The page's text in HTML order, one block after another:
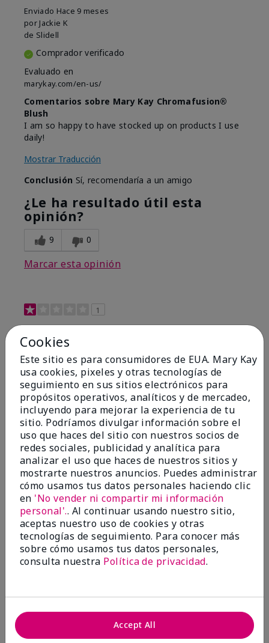
Enviado Hace 9 meses
por Jackie K
de Slidell
Comprador verificado
Evaluado en
marykay.com/en-us/
Comentarios sobre Mary Kay Chromafusion®
Blush
I am so happy to have stocked up on products I use
daily!
Mostrar Traducción
Conclusión Sí, recomendaría a un amigo
¿Le ha resultado útil esta
opinión?
9 0
Marcar esta opinión
1
Not a favorite
EnviadoHace 9 meses
por Bette B.
deGreen Valley
Comprador verificado
Evaluado en
marykay.com/en-us/
Comentarios sobre Mary Kay Chromafusion®
Blush
The blush is hard to get used to - it goes on very
heavy and then needs to be softened. I think I will
stick with my old brand for now.
Mostrar Traducción
ConclusiónNo, no recomendaría a un amigo
¿Le ha resultado útil esta
16 5
Marcar esta opinión
Cookies
Este sitio es para consumidores de EUA. Mary Kay
usa cookies, pixeles y otras tecnologías de
seguimiento en sus sitios electrónicos para
propósitos operativos, analíticos y de mercadeo,
incluyendo para mejorar la experiencia de tu
sitio. Podríamos divulgar información sobre el
uso que haces del sitio con nuestros socios de
redes sociales, publicidad y analítica para
analizar el uso que haces de nuestros sitios y
mostrarte nuestros anuncios. Puedes administrar
cómo usamos tus datos personales haciendo clic
en 'No vender ni compartir mi información
personal'.. Al continuar usando nuestro sitio,
aceptas nuestro uso de cookies y otras
tecnologías de seguimiento. Para conocer más
sobre cómo usamos tus datos personales,
consulta nuestra Política de privacidad.
Accept All